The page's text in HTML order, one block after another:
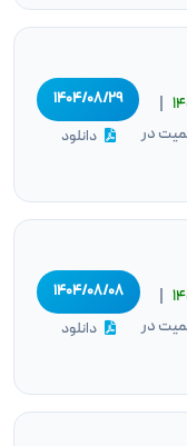
در
۱۴۰۴/۰۸/۲۹
دانلود
در
۱۴۰۴/۰۸/۰۸
دانلود